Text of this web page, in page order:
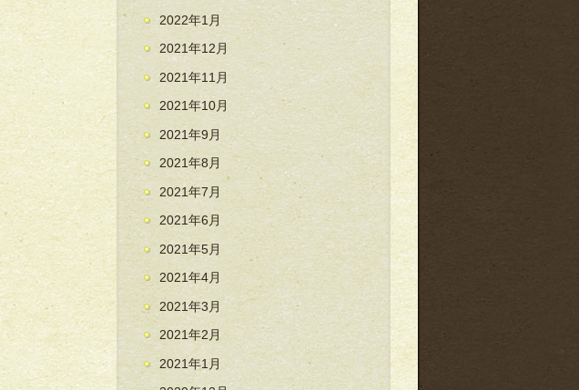
2022年1月
2021年12月
2021年11月
2021年10月
2021年9月
2021年8月
2021年7月
2021年6月
2021年5月
2021年4月
2021年3月
2021年2月
2021年1月